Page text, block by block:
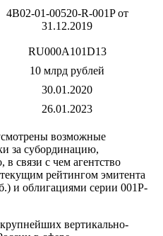
4B02-01-00520-R-001P от
31.12.2019
RU000A101D13
10 млрд рублей
30.01.2020
26.01.2023
возможные
за субординацию,
в связи с чем агентство
рейтингом эмитента
и облигациями серии 001P-
вертикально-